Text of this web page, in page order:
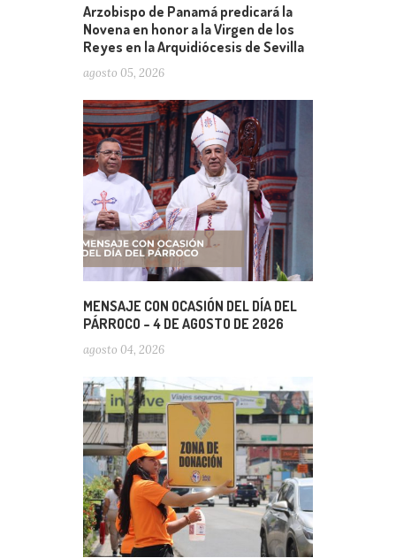
Arzobispo de Panamá predicará la
Novena en honor a la Virgen de los
Reyes en la Arquidiócesis de Sevilla
agosto 05, 2026
MENSAJE CON OCASIÓN DEL DÍA DEL
PÁRROCO – 4 DE AGOSTO DE 2026
agosto 04, 2026